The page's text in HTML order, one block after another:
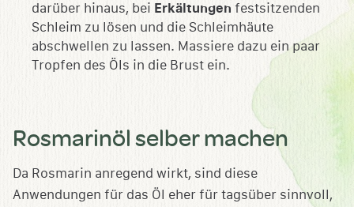
darüber hinaus, bei Erkältungen festsitzenden
Schleim zu lösen und die Schleimhäute
abschwellen zu lassen. Massiere dazu ein paar
Tropfen des Öls in die Brust ein.
Rosmarinöl selber machen
Da Rosmarin anregend wirkt, sind diese
Anwendungen für das Öl eher für tagsüber sinnvoll,